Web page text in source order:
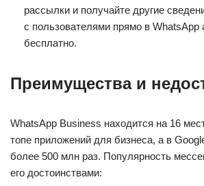
рассылки и получайте другие
с пользователями прямо в WhatsApp
бесплатно.
Преимущества и
WhatsApp Business находится на 16
топе приложений для бизнеса, а в
более 500 млн раз. Популярность
его достоинствами: